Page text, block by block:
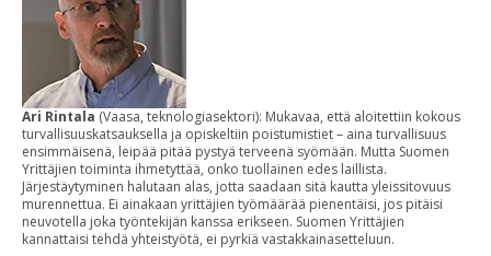
Ari Rintala (Vaasa, teknologiasektori): Mukavaa, että aloitettiin kokous
turvallisuuskatsauksella ja opiskeltiin poistumistiet – aina turvallisuus
ensimmäisenä, leipää pitää pystyä terveenä syömään. Mutta Suomen
Yrittäjien toiminta ihmetyttää, onko tuollainen edes laillista.
Järjestäytyminen halutaan alas, jotta saadaan sitä kautta yleissitovuus
murennettua. Ei ainakaan yrittäjien työmäärää pienentäisi, jos pitäisi
neuvotella joka työntekijän kanssa erikseen. Suomen Yrittäjien
kannattaisi tehdä yhteistyötä, ei pyrkiä vastakkainasetteluun.